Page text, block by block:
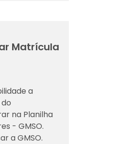
Matrícula
a
na Planilha
- GMSO.
a GMSO.